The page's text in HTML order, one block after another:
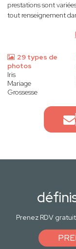
prestations sont
tout renseignement
29 types de
photos
Iris
Mariage
Grossesse
Prenez RDV